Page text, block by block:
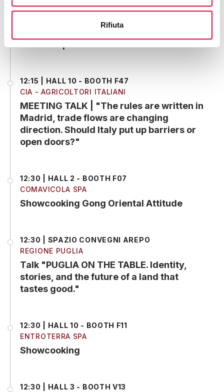
Rifiuta
12:15 | HALL 5 - BOOTH F32
Truffle Experience
12:15 | HALL 10 - BOOTH F47
CIA - AGRICOLTORI ITALIANI
MEETING TALK | "The rules are written in
Madrid, trade flows are changing
direction. Should Italy put up barriers or
open doors?"
12:30 | HALL 2 - BOOTH F07
COMAVICOLA SPA
Showcooking Gong Oriental Attitude
12:30 | SPAZIO CONVEGNI AREPO
REGIONE PUGLIA
Talk "PUGLIA ON THE TABLE. Identity,
stories, and the future of a land that
tastes good."
12:30 | HALL 10 - BOOTH F11
ENTROTERRA SPA
Showcooking
12:30 | HALL 3 - BOOTH V13